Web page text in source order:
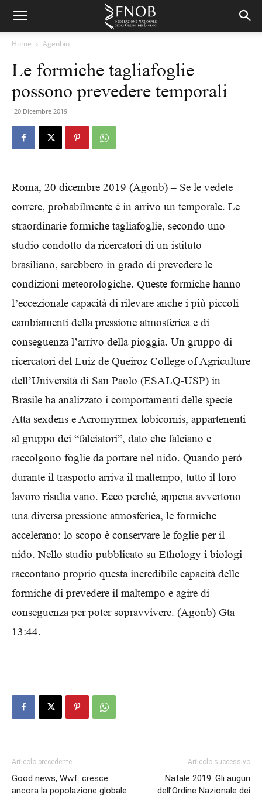
Home Agenbio
Le formiche tagliafoglie
possono prevedere temporali
20 Dicembre 2019
Roma, 20 dicembre 2019 (Agonb) – Se le vedete
correre, probabilmente è in arrivo un temporale. Le
straordinarie formiche tagliafoglie, secondo uno
studio condotto da ricercatori di un istituto
brasiliano, sarebbero in grado di prevedere le
condizioni meteorologiche. Queste formiche hanno
l’eccezionale capacità di rilevare anche i più piccoli
cambiamenti della pressione atmosferica e di
conseguenza l’arrivo della pioggia. Un gruppo di
ricercatori del Luiz de Queiroz College of Agriculture
dell’Università di San Paolo (ESALQ-USP) in
Brasile ha analizzato i comportamenti delle specie
Atta sexdens e Acromyrmex lobicornis, appartenenti
al gruppo dei “falciatori”, dato che falciano e
raccolgono foglie da portare nel nido. Quando però
durante il trasporto arriva il maltempo, tutto il loro
lavoro risulta vano. Ecco perché, appena avvertono
una diversa pressione atmosferica, le formiche
accelerano: lo scopo è conservare le foglie per il
nido. Nello studio pubblicato su Ethology i biologi
raccontano proprio questa incredibile capacità delle
formiche di prevedere il maltempo e agire di
conseguenza per poter sopravvivere. (Agonb) Gta
13:44.
Articolo precedente
Good news, Wwf: cresce
ancora la popolazione globale
Articolo successivo
Natale 2019. Gli auguri
dell’Ordine Nazionale dei